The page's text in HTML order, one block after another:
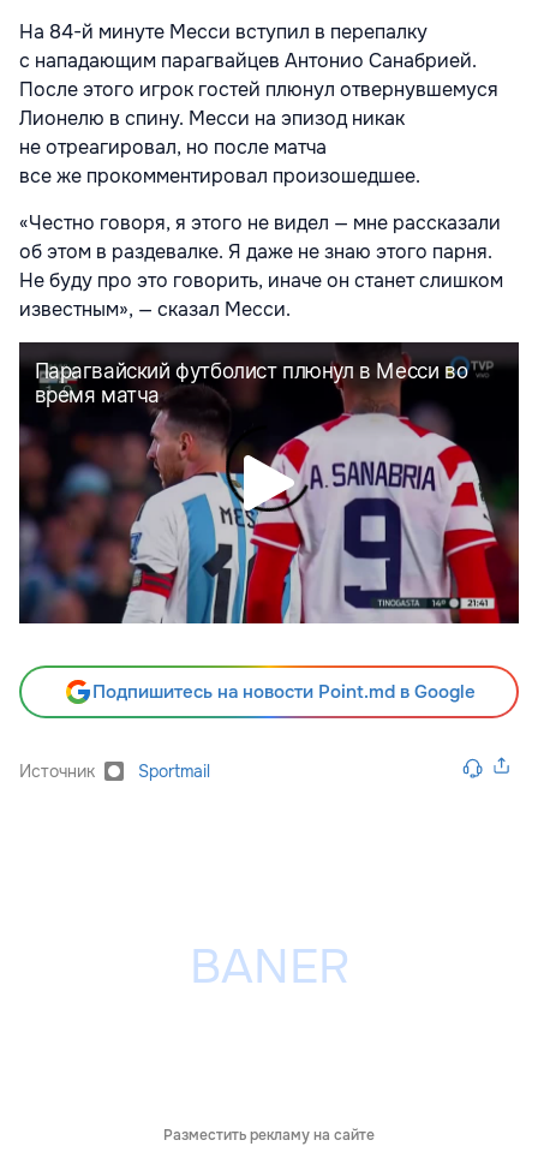
На 84-й минуте Месси вступил в перепалку
с нападающим парагвайцев Антонио Санабрией.
После этого игрок гостей плюнул отвернувшемуся
Лионелю в спину. Месси на эпизод никак
не отреагировал, но после матча
все же прокомментировал произошедшее.
«Честно говоря, я этого не видел — мне рассказали
об этом в раздевалке. Я даже не знаю этого парня.
Не буду про это говорить, иначе он станет слишком
известным», — сказал Месси.
Подпишитесь на новости Point.md в Google
Источник Sportmail
Разместить рекламу на сайте